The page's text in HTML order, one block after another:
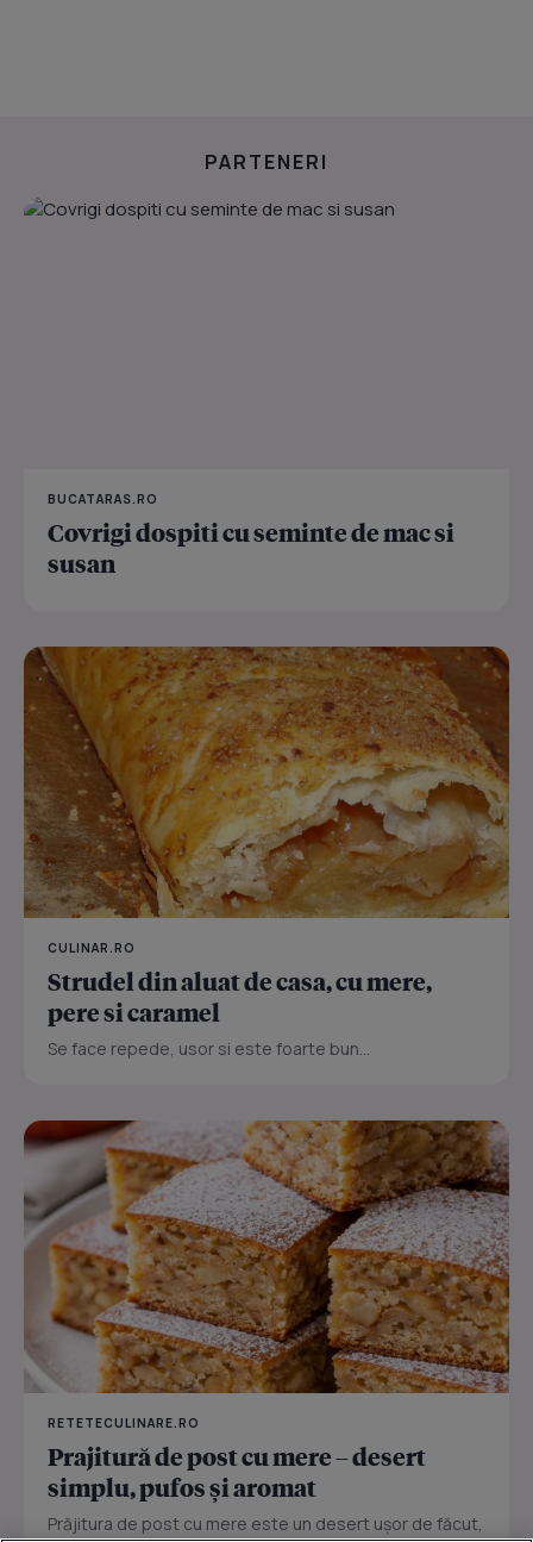
PARTENERI
BUCATARAS.RO
Covrigi dospiti cu seminte de mac si
susan
CULINAR.RO
Strudel din aluat de casa, cu mere,
pere si caramel
Se face repede, usor si este foarte bun...
RETETECULINARE.RO
Prajitură de post cu mere – desert
simplu, pufos și aromat
Prăjitura de post cu mere este un desert ușor de făcut,